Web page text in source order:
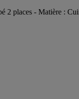
2 places - Matière :